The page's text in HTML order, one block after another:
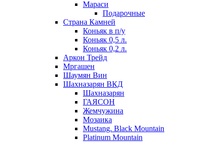
Мараси
Подарочные
Страна Камней
Коньяк в п/у
Коньяк 0,5 л.
Коньяк 0,2 л.
Аркон Трейд
Мргашен
Шаумян Вин
Шахназарян ВКД
Шахназарян
ГАЯСОН
Жемчужина
Мозаика
Mustang. Black Mountain
Platinum Mountain